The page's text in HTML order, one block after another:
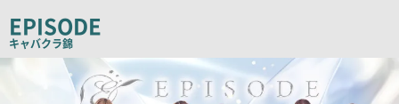
コ
ピ
EPISODE
キャバクラ錦
検